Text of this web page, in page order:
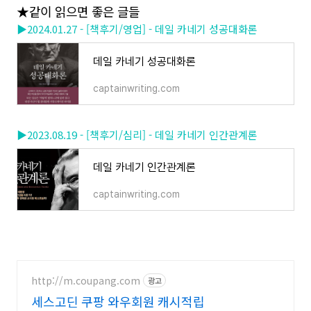
★같이 읽으면 좋은 글들
▶2024.01.27 - [책후기/영업] - 데일 카네기 성공대화론
데일 카네기 성공대화론
captainwriting.com
▶2023.08.19 - [책후기/심리] - 데일 카네기 인간관계론
데일 카네기 인간관계론
captainwriting.com
http://m.coupang.com 광고
세스고딘 쿠팡 와우회원 캐시적립